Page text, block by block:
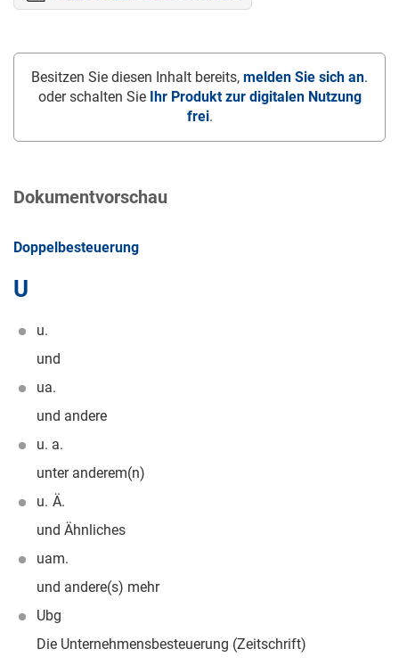
Besitzen Sie diesen Inhalt bereits, melden Sie sich an.
oder schalten Sie Ihr Produkt zur digitalen Nutzung
frei.
Dokumentvorschau
Doppelbesteuerung
U
u.
und
ua.
und andere
u. a.
unter anderem(n)
u. Ä.
und Ähnliches
uam.
und andere(s) mehr
Ubg
Die Unternehmensbesteuerung (Zeitschrift)